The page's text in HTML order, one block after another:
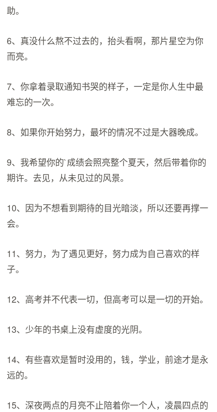
助。
6、真没什么熬不过去的，抬头看啊，那片星空为你
而亮。
7、你拿着录取通知书哭的样子，一定是你人生中最
难忘的一次。
8、如果你开始努力，最坏的情况不过是大器晚成。
9、我希望你的`成绩会照亮整个夏天，然后带着你的
期许。去见，从未见过的风景。
10、因为不想看到期待的目光暗淡，所以还要再撑一
会。
11、努力，为了遇见更好，努力成为自己喜欢的样
子。
12、高考并不代表一切，但高考可以是一切的开始。
13、少年的书桌上没有虚度的光阴。
14、有些喜欢是暂时没用的，钱，学业，前途才是永
远的。
15、深夜两点的月亮不止陪着你一个人，凌晨四点的